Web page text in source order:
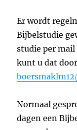
Er wordt
Bijbelstudie
studie per
kunt u dat
Normaal
dagen een